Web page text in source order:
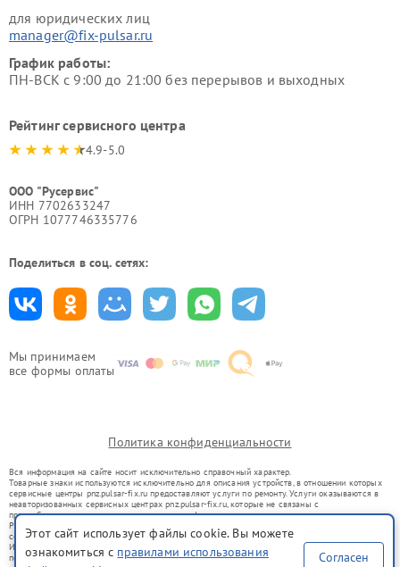
Мы принимаем
все формы оплаты
для юридических лиц
manager@fix-pulsar.ru
График работы:
ПН-ВСК с 9:00 до 21:00 без перерывов и выходных
Рейтинг сервисного центра
4.9-5.0
ООО "Русервис"
ИНН 7702633247
ОГРН 1077746335776
Поделиться в соц. сетях:
Политика конфиденциальности
Вся информация на сайте носит исключительно справочный характер.
Товарные знаки используются исключительно для описания устройств, в отношении которых
сервисные центры pnz.pulsar-fix.ru предоставляют услуги по ремонту. Услуги оказываются в
неавторизованных сервисных центрах pnz.pulsar-fix.ru, которые не связаны с
правообладателями товарных знаков или их официальными представителями.
Ремонт осуществляется для устройств, уже введенных в гражданский оборот в соответствии
со статьей 1487 ГК РФ.
Использование товарных знаков не преследует цели индивидуализации услуг или введения
потребителей в заблуждение, а служит для информирования о предоставляемых услугах по
Этот сайт использует файлы cookie. Вы можете
ознакомиться с правилами использования
Согласен